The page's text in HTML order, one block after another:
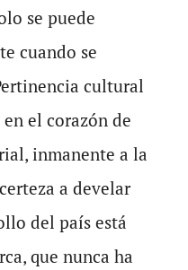
se puede
cuando se
cultural
el corazón de
inmanente a la
a develar
del país está
que nunca ha